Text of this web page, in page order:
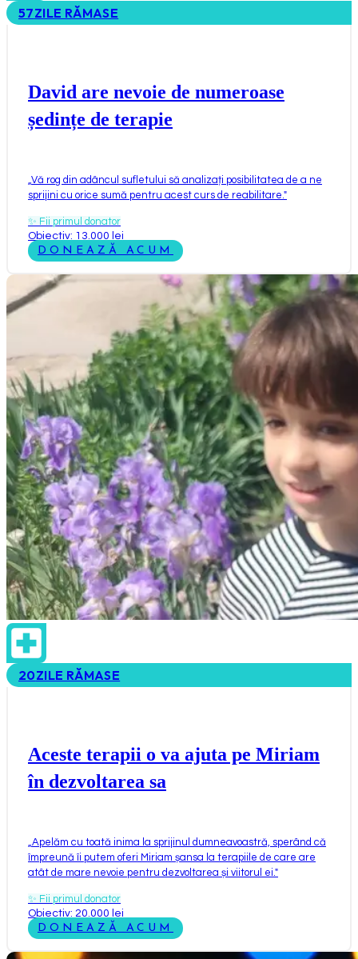
57ZILE RĂMASE
David are nevoie de numeroase
ședințe de terapie
Vă rog din adâncul sufletului să analizați posibilitatea de a ne
sprijini cu orice sumă pentru acest curs de reabilitare. "
✨ Fii primul donator
Obiectiv: 13.000 lei
DONEAZĂ ACUM
20ZILE RĂMASE
Aceste terapii o va ajuta pe Miriam
în dezvoltarea sa
Apelăm cu toată inima la sprijinul dumneavoastră, sperând că
împreună îi putem oferi Miriam șansa la terapiile de care are
atât de mare nevoie pentru dezvoltarea și viitorul ei. "
✨ Fii primul donator
Obiectiv: 20.000 lei
DONEAZĂ ACUM